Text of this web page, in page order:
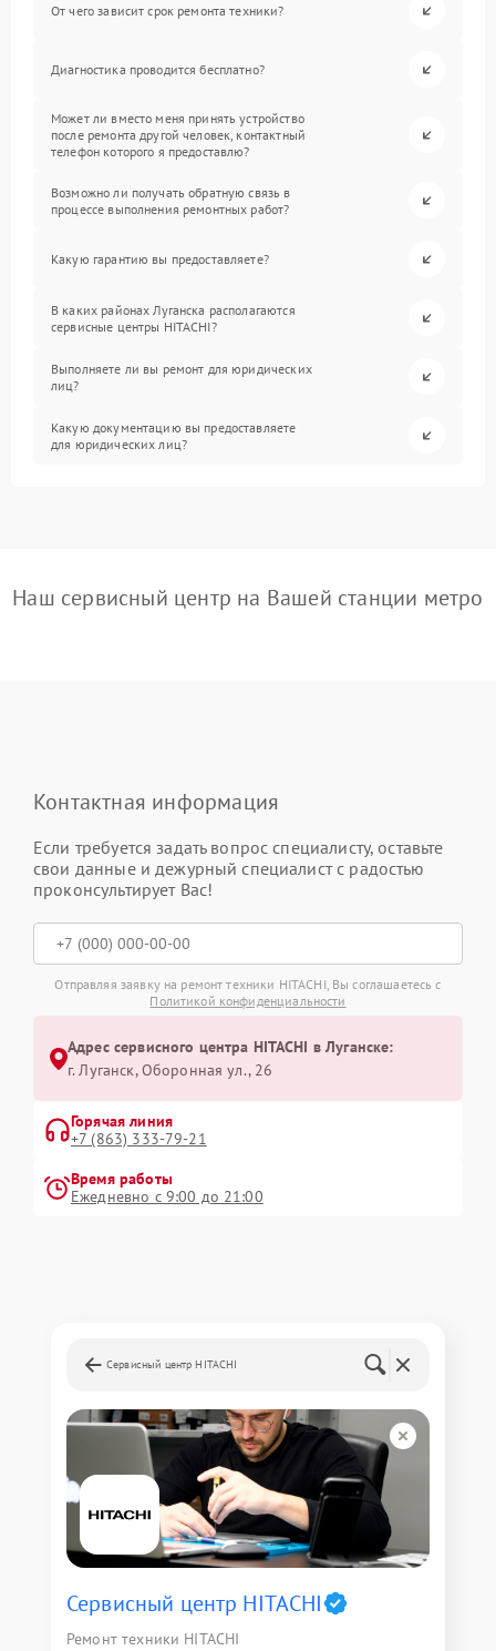
От чего зависит срок ремонта техники?
Диагностика проводится бесплатно?
Может ли вместо меня принять устройство
после ремонта другой человек, контактный
телефон которого я предоставлю?
Возможно ли получать обратную связь в
процессе выполнения ремонтных работ?
Какую гарантию вы предоставляете?
В каких районах Луганска располагаются
сервисные центры HITACHI?
Выполняете ли вы ремонт для юридических
лиц?
Какую документацию вы предоставляете
для юридических лиц?
Наш сервисный центр на Вашей станции метро
Контактная информация
Если требуется задать вопрос специалисту, оставьте
свои данные и дежурный специалист с радостью
проконсультирует Вас!
Отправляя заявку на ремонт техники HITACHI, Вы соглашаетесь с
Политикой конфиденциальности
Адрес сервисного центра HITACHI в Луганске:
г. Луганск, Оборонная ул., 26
Горячая линия
+7 (863) 333-79-21
Время работы
Ежедневно с 9:00 до 21:00
Сервисный центр HITACHI
Сервисный центр HITACHI
Ремонт техники HITACHI